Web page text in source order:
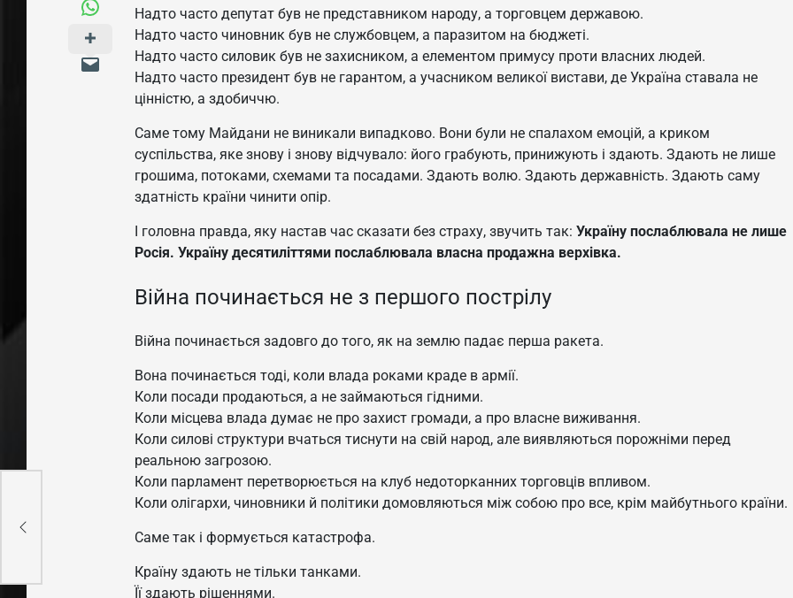
Надто часто депутат був не представником народу, а торговцем державою.
Надто часто чиновник був не службовцем, а паразитом на бюджеті.
Надто часто силовик був не захисником, а елементом примусу проти власних людей.
Надто часто президент був не гарантом, а учасником великої вистави, де Україна ставала не
цінністю, а здобиччю.
Саме тому Майдани не виникали випадково. Вони були не спалахом емоцій, а криком
суспільства, яке знову і знову відчувало: його грабують, принижують і здають. Здають не лише
грошима, потоками, схемами та посадами. Здають волю. Здають державність. Здають саму
здатність країни чинити опір.
І головна правда, яку настав час сказати без страху, звучить так: Україну послаблювала не лише
Росія. Україну десятиліттями послаблювала власна продажна верхівка.
Війна починається не з першого пострілу
Війна починається задовго до того, як на землю падає перша ракета.
Вона починається тоді, коли влада роками краде в армії.
Коли посади продаються, а не займаються гідними.
Коли місцева влада думає не про захист громади, а про власне виживання.
Коли силові структури вчаться тиснути на свій народ, але виявляються порожніми перед
реальною загрозою.
Коли парламент перетворюється на клуб недоторканних торговців впливом.
Коли олігархи, чиновники й політики домовляються між собою про все, крім майбутнього країни.
Саме так і формується катастрофа.
Країну здають не тільки танками.
Її здають рішеннями.